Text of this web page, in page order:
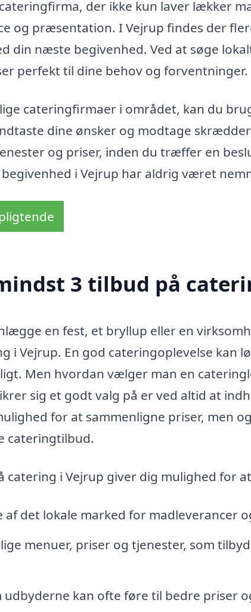
der ikke kun laver lækker
og præsentation. I Vejrup findes der
din næste begivenhed. Ved at søge
perfekt til dine behov og forventninger.
cateringfirmaer i området, kan du
dine ønsker og modtage
og priser, inden du træffer en
i Vejrup har aldrig været
3 tilbud på
en fest, et bryllup eller en
i Vejrup. En god cateringoplevelse kan
Men hvordan vælger man en
sig et godt valg på er ved altid at
for at sammenligne priser, men
cateringtilbud.
catering i Vejrup giver dig mulighed for
af det lokale marked for madleverancer
menuer, priser og tjenester, som
udbyderne kan ofte føre til bedre priser